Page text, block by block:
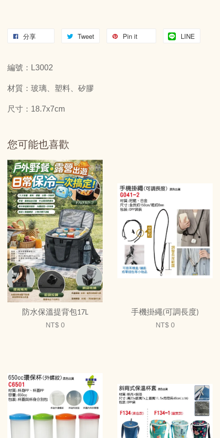
分享 Tweet Pin it LINE
編號：L3002
材質：玻璃、塑料、矽膠
尺寸：18.7x7cm
您可能也喜歡
防水保溫提背包17L
NT$ 0
手機掛繩(可調長度)
NT$ 0